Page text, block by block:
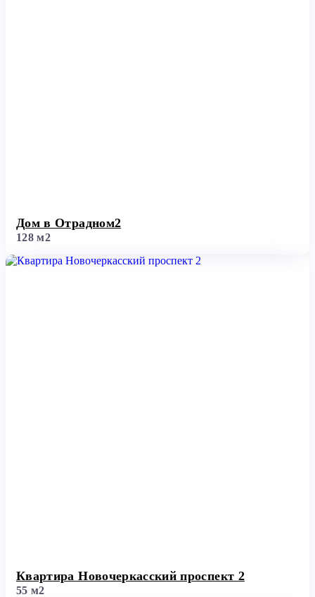
Дом в Отрадном2
128 м2
Квартира Новочеркасский проспект 2
55 м2